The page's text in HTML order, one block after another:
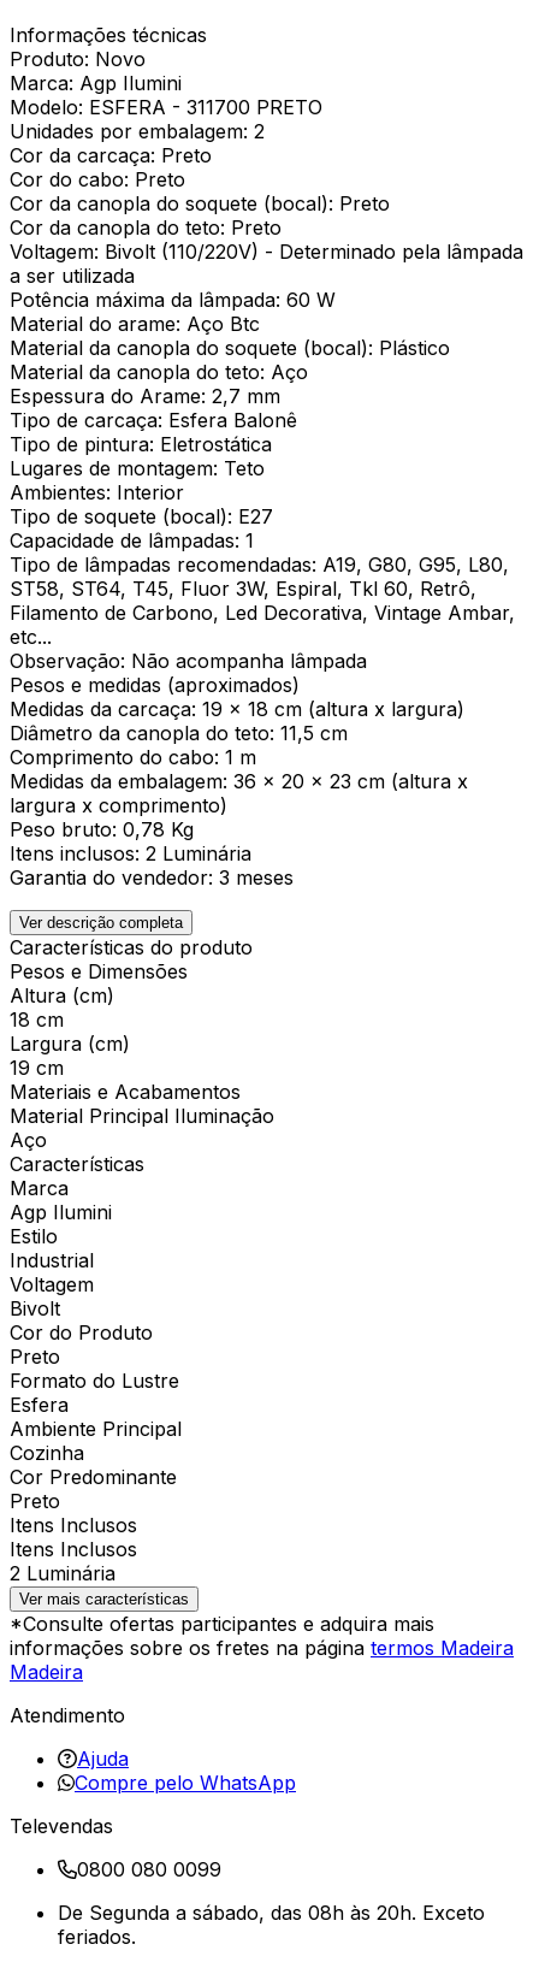
Informações técnicas
Produto: Novo
Marca: Agp Ilumini
Modelo: ESFERA - 311700 PRETO
Unidades por embalagem: 2
Cor da carcaça: Preto
Cor do cabo: Preto
Cor da canopla do soquete (bocal): Preto
Cor da canopla do teto: Preto
Voltagem: Bivolt (110/220V) - Determinado pela lâmpada
a ser utilizada
Potência máxima da lâmpada: 60 W
Material do arame: Aço Btc
Material da canopla do soquete (bocal): Plástico
Material da canopla do teto: Aço
Espessura do Arame: 2,7 mm
Tipo de carcaça: Esfera Balonê
Tipo de pintura: Eletrostática
Lugares de montagem: Teto
Ambientes: Interior
Tipo de soquete (bocal): E27
Capacidade de lâmpadas: 1
Tipo de lâmpadas recomendadas: A19, G80, G95, L80,
ST58, ST64, T45, Fluor 3W, Espiral, Tkl 60, Retrô,
Filamento de Carbono, Led Decorativa, Vintage Ambar,
etc...
Observação: Não acompanha lâmpada
Pesos e medidas (aproximados)
Medidas da carcaça: 19 x 18 cm (altura x largura)
Diâmetro da canopla do teto: 11,5 cm
Comprimento do cabo: 1 m
Medidas da embalagem: 36 x 20 x 23 cm (altura x
largura x comprimento)
Peso bruto: 0,78 Kg
Itens inclusos: 2 Luminária
Garantia do vendedor: 3 meses
Ver descrição completa
Características do produto
Pesos e Dimensões
Altura (cm)
18 cm
Largura (cm)
19 cm
Materiais e Acabamentos
Material Principal Iluminação
Aço
Características
Marca
Agp Ilumini
Estilo
Industrial
Voltagem
Bivolt
Cor do Produto
Preto
Formato do Lustre
Esfera
Ambiente Principal
Cozinha
Cor Predominante
Preto
Itens Inclusos
Itens Inclusos
2 Luminária
Ver mais características
*Consulte ofertas participantes e adquira mais
informações sobre os fretes na página termos Madeira
Madeira
Atendimento
Ajuda
Compre pelo WhatsApp
Televendas
0800 080 0099
De Segunda a sábado, das 08h às 20h. Exceto
feriados.